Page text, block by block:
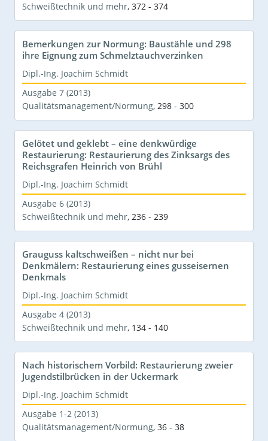
Schweißtechnik und mehr, 372 - 374
Bemerkungen zur Normung: Baustähle und 298
ihre Eignung zum Schmelztauchverzinken
Dipl.-Ing. Joachim Schmidt
Ausgabe 7 (2013)
Qualitätsmanagement/Normung, 298 - 300
Gelötet und geklebt – eine denkwürdige
Restaurierung: Restaurierung des Zinksargs des
Reichsgrafen Heinrich von Brühl
Dipl.-Ing. Joachim Schmidt
Ausgabe 6 (2013)
Schweißtechnik und mehr, 236 - 239
Grauguss kaltschweißen – nicht nur bei
Denkmälern: Restaurierung eines gusseisernen
Denkmals
Dipl.-Ing. Joachim Schmidt
Ausgabe 4 (2013)
Schweißtechnik und mehr, 134 - 140
Nach historischem Vorbild: Restaurierung zweier
Jugendstilbrücken in der Uckermark
Dipl.-Ing. Joachim Schmidt
Ausgabe 1-2 (2013)
Qualitätsmanagement/Normung, 36 - 38